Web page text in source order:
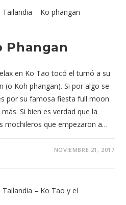
Phangan
en Ko Tao tocó el turnó a su
(o Koh phangan). Si por algo se
por su famosa fiesta full moon
Si bien es verdad que la
mochileros que empezaron a…
NOVIEMBRE 21, 2017